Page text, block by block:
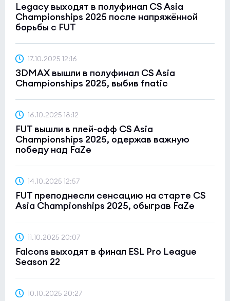
Legacy выходят в полуфинал CS Asia
Championships 2025 после напряжённой
борьбы с FUT
17.10.2025 12:16
3DMAX вышли в полуфинал CS Asia
Championships 2025, выбив fnatic
16.10.2025 18:12
FUT вышли в плей-офф CS Asia
Championships 2025, одержав важную
победу над FaZe
14.10.2025 12:57
FUT преподнесли сенсацию на старте CS
Asia Championships 2025, обыграв FaZe
11.10.2025 20:07
Falcons выходят в финал ESL Pro League
Season 22
10.10.2025 20:27